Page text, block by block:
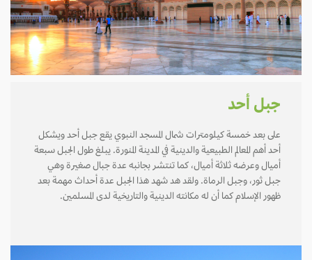
جبل أحد
على بعد خمسة كيلومترات شمال المسجد النبوي يقع جبل أحد ويشكل
أحد أهم المعالم الطبيعية والدينية في المدينة المنورة. يبلغ طول الجبل سبعة
أميال وعرضه ثلاثة أميال، كما تنتشر بجانبه عدة جبال صغيرة وهي
جبل ثور، وجبل الرماة. ولقد هد شهد هذا الجبل عدة أحداث مهمة بعد
ظهور الإسلام كما أن له مكانته الدينية والتاريخية لدى المسلمين.